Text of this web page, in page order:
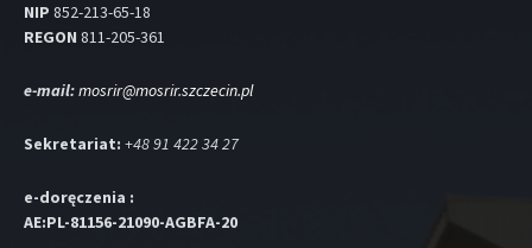
NIP 852-213-65-18
REGON 811-205-361
e-mail:mosrir@mosrir.szczecin.pl
Sekretariat: +48 91 422 34 27
e-doręczenia :
AE:PL-81156-21090-AGBFA-20